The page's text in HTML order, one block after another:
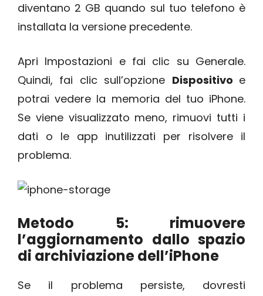
diventano 2 GB quando sul tuo telefono è
installata la versione precedente.
Apri Impostazioni e fai clic su Generale.
Quindi, fai clic sull’opzione Dispositivo e
potrai vedere la memoria del tuo iPhone.
Se viene visualizzato meno, rimuovi tutti i
dati o le app inutilizzati per risolvere il
problema.
Metodo 5: rimuovere
l’aggiornamento dallo spazio
di archiviazione dell’iPhone
Se il problema persiste, dovresti